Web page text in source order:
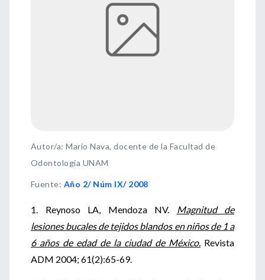
Autor/a: Mario Nava, docente de la Facultad de
Odontología UNAM
Fuente: Año 2/ Núm IX/ 2008
1. Reynoso LA, Mendoza NV. Magnitud de
lesiones bucales de tejidos blandos en niños de 1 a
6 años de edad de la ciudad de México. Revista
ADM 2004; 61(2):65-69.